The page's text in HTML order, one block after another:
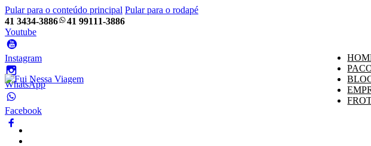
Pular para o conteúdo principal Pular para o rodapé
41 3434-3886
41 99111-3886
Youtube
Instagram
WhatsApp
Facebook